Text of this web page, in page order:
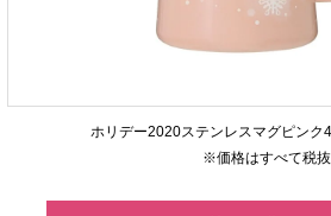
ホリデー2020ステンレスマグピンク
※価格はすべて税抜